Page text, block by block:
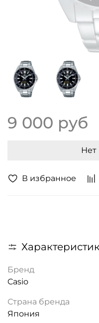
В избранное
9 000 руб
Нет
Бренд
Casio
Страна бренда
Япония